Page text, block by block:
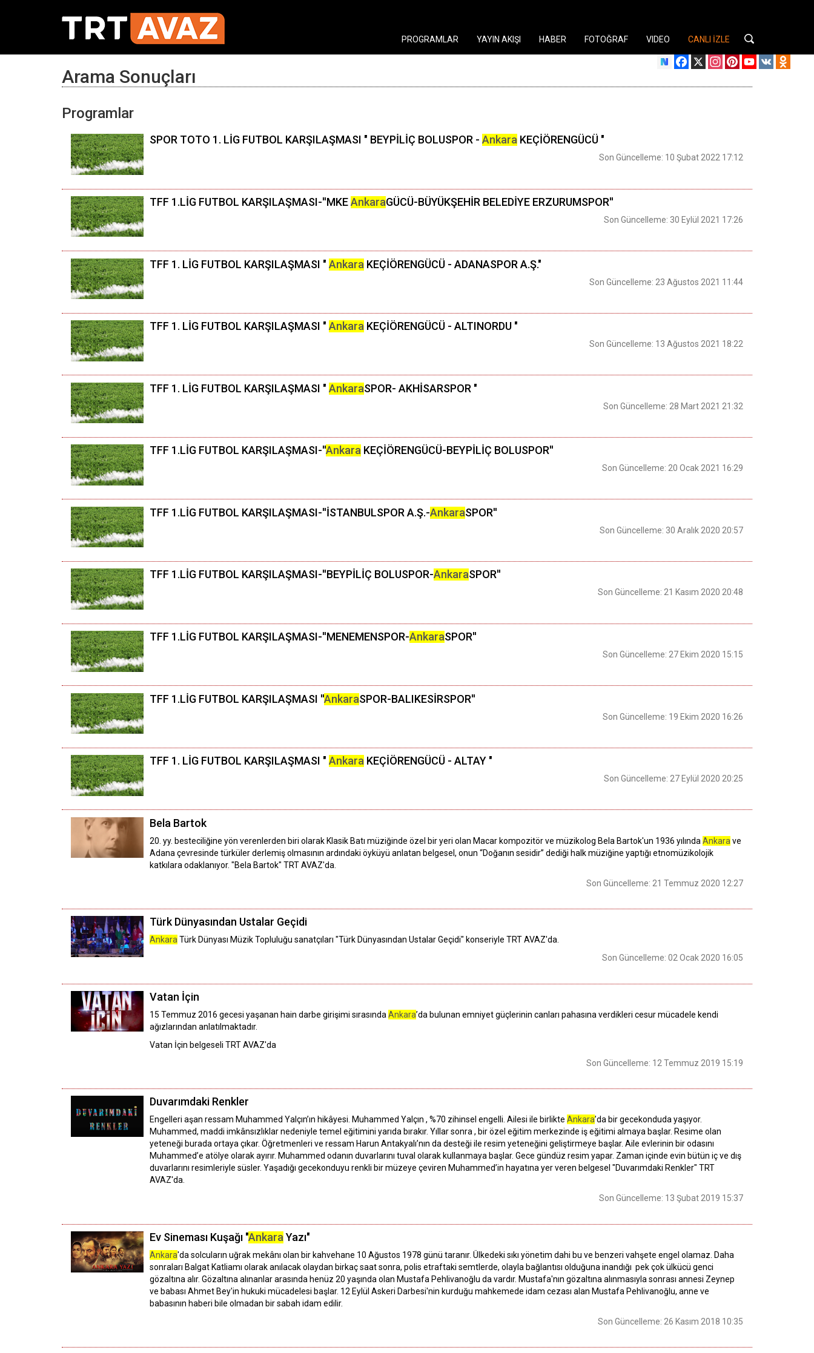
Facebook
X Instagram
PinterestYouTube
VK
PROGRAMLAR YAYIN AKIŞI HABER FOTOĞRAF VIDEO CANLI İZLE
Arama Sonuçları
Programlar
SPOR TOTO 1. LİG FUTBOL KARŞILAŞMASI " BEYPİLİÇ BOLUSPOR - Ankara KEÇİÖRENGÜCÜ "
Son Güncelleme: 10 Şubat 2022 17:12
TFF 1.LİG FUTBOL KARŞILAŞMASI-''MKEAnkaraGÜCÜ-BÜYÜKŞEHİR BELEDİYE ERZURUMSPOR''
Son Güncelleme: 30 Eylül 2021 17:26
TFF 1. LİG FUTBOL KARŞILAŞMASI " Ankara KEÇİÖRENGÜCÜ - ADANASPOR A.Ş."
Son Güncelleme: 23 Ağustos 2021 11:44
TFF 1. LİG FUTBOL KARŞILAŞMASI " Ankara KEÇİÖRENGÜCÜ - ALTINORDU "
Son Güncelleme: 13 Ağustos 2021 18:22
TFF 1. LİG FUTBOL KARŞILAŞMASI " AnkaraSPOR- AKHİSARSPOR "
Son Güncelleme: 28 Mart 2021 21:32
TFF 1.LİG FUTBOL KARŞILAŞMASI-''Ankara KEÇİÖRENGÜCÜ-BEYPİLİÇ BOLUSPOR''
Son Güncelleme: 20 Ocak 2021 16:29
TFF 1.LİG FUTBOL KARŞILAŞMASI-''İSTANBULSPOR A.Ş.-AnkaraSPOR''
Son Güncelleme: 30 Aralık 2020 20:57
TFF 1.LİG FUTBOL KARŞILAŞMASI-''BEYPİLİÇ BOLUSPOR-AnkaraSPOR''
Son Güncelleme: 21 Kasım 2020 20:48
TFF 1.LİG FUTBOL KARŞILAŞMASI-''MENEMENSPOR-AnkaraSPOR''
Son Güncelleme: 27 Ekim 2020 15:15
TFF 1.LİG FUTBOL KARŞILAŞMASI ''AnkaraSPOR-BALIKESİRSPOR''
Son Güncelleme: 19 Ekim 2020 16:26
TFF 1. LİG FUTBOL KARŞILAŞMASI " Ankara KEÇİÖRENGÜCÜ - ALTAY "
Son Güncelleme: 27 Eylül 2020 20:25
Bela Bartok
20. yy. besteciliğine yön verenlerden biri olarak Klasik Batı müziğinde özel bir yeri olan Macar kompozitör ve müzikolog Bela Bartok'un 1936 yılında Ankara ve
Adana çevresinde türküler derlemiş olmasının ardındaki öyküyü anlatan belgesel, onun “Doğanın sesidir” dediği halk müziğine yaptığı etnomüzikolojik
katkılara odaklanıyor. "Bela Bartok" TRT AVAZ'da.
Son Güncelleme: 21 Temmuz 2020 12:27
Türk Dünyasından Ustalar Geçidi
AnkaraTürk Dünyası Müzik Topluluğu sanatçıları "Türk Dünyasından Ustalar Geçidi" konseriyle TRT AVAZ'da.
Son Güncelleme: 02 Ocak 2020 16:05
Vatan İçin
15 Temmuz 2016 gecesi yaşanan hain darbe girişimi sırasında Ankara’da bulunan emniyet güçlerinin canları pahasına verdikleri cesur mücadele kendi
ağızlarından anlatılmaktadır.
Vatan İçin belgeseli TRT AVAZ'da
Son Güncelleme: 12 Temmuz 2019 15:19
Duvarımdaki Renkler
Engelleri aşan ressam Muhammed Yalçın’ın hikâyesi. Muhammed Yalçın , %70 zihinsel engelli. Ailesi ile birlikte Ankara’da bir gecekonduda yaşıyor.
Muhammed, maddi imkânsızlıklar nedeniyle temel eğitimini yarıda bırakır. Yıllar sonra , bir özel eğitim merkezinde iş eğitimi almaya başlar. Resime olan
yeteneği burada ortaya çıkar. Öğretmenleri ve ressam Harun Antakyalı’nın da desteği ile resim yeteneğini geliştirmeye başlar. Aile evlerinin bir odasını
Muhammed’e atölye olarak ayırır. Muhammed odanın duvarlarını tuval olarak kullanmaya başlar. Gece gündüz resim yapar. Zaman içinde evin bütün iç ve dış
duvarlarını resimleriyle süsler. Yaşadığı gecekonduyu renkli bir müzeye çeviren Muhammed’in hayatına yer veren belgesel "Duvarımdaki Renkler" TRT
AVAZ'da.
Son Güncelleme: 13 Şubat 2019 15:37
Ev Sineması Kuşağı "Ankara Yazı"
Ankara'da solcuların uğrak mekânı olan bir kahvehane 10 Ağustos 1978 günü taranır. Ülkedeki sıkı yönetim dahi bu ve benzeri vahşete engel olamaz. Daha
sonraları Balgat Katliamı olarak anılacak olaydan birkaç saat sonra, polis etraftaki semtlerde, olayla bağlantısı olduğuna inandığı pek çok ülkücü genci
gözaltına alır. Gözaltına alınanlar arasında henüz 20 yaşında olan Mustafa Pehlivanoğlu da vardır. Mustafa'nın gözaltına alınmasıyla sonrası annesi Zeynep
ve babası Ahmet Bey'in hukuki mücadelesi başlar. 12 Eylül Askeri Darbesi'nin kurduğu mahkemede idam cezası alan Mustafa Pehlivanoğlu, anne ve
babasının haberi bile olmadan bir sabah idam edilir.
Son Güncelleme: 26 Kasım 2018 10:35